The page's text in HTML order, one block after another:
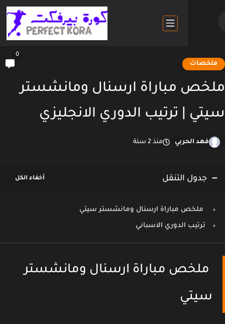
ارسنال ومانشستر
الدوري الانجليزي
منذ 2 سنة
ارسنال ومانشستر سيتي
الدوري الاسباني
مباراة ارسنال ومانشستر